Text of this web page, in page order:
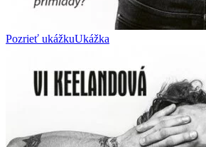
Pozrieť ukážkuUkážka